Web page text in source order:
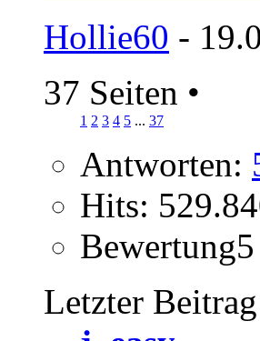
Hollie60 -
37 Seiten •
1 2 3 4 5 ... 37
Antworten:
Hits:
Letzter